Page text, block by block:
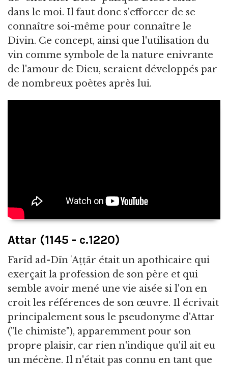
dans le moi. Il faut donc s'efforcer de se
connaître soi-même pour connaître le
Divin. Ce concept, ainsi que l'utilisation du
vin comme symbole de la nature enivrante
de l'amour de Dieu, seraient développés par
de nombreux poètes après lui.
Attar (1145 - c.1220)
Farīd ad-Dīn ʿAṭṭār était un apothicaire qui
exerçait la profession de son père et qui
semble avoir mené une vie aisée si l'on en
croit les références de son œuvre. Il écrivait
principalement sous le pseudonyme d'Attar
("le chimiste"), apparemment pour son
propre plaisir, car rien n'indique qu'il ait eu
un mécène. Il n'était pas connu en tant que